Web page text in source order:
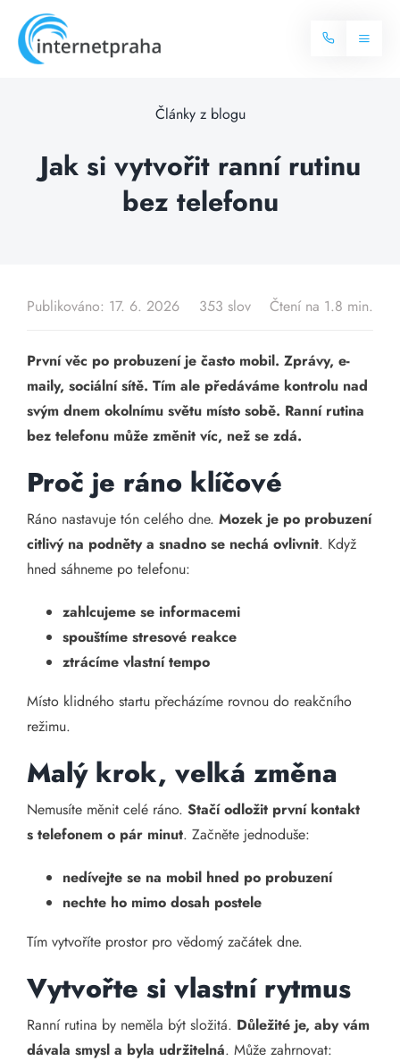
content
Toggle
Balíčky internetu
Televize
Blog
Kontakt
Články z blogu
Jak si vytvořit ranní rutinu
bez telefonu
Publikováno: 17. 6. 2026 353 slov Čtení na 1.8 min.
První věc po probuzení je často mobil. Zprávy, e-
maily, sociální sítě. Tím ale předáváme kontrolu nad
svým dnem okolnímu světu místo sobě. Ranní rutina
bez telefonu může změnit víc, než se zdá.
Proč je ráno klíčové
Ráno nastavuje tón celého dne. Mozek je po probuzení
citlivý na podněty a snadno se nechá ovlivnit. Když
hned sáhneme po telefonu:
zahlcujeme se informacemi
spouštíme stresové reakce
ztrácíme vlastní tempo
Místo klidného startu přecházíme rovnou do reakčního
režimu.
Malý krok, velká změna
Nemusíte měnit celé ráno. Stačí odložit první kontakt
s telefonem o pár minut. Začněte jednoduše:
nedívejte se na mobil hned po probuzení
nechte ho mimo dosah postele
Tím vytvoříte prostor pro vědomý začátek dne.
Vytvořte si vlastní rytmus
Ranní rutina by neměla být složitá. Důležité je, aby vám
dávala smysl a byla udržitelná. Může zahrnovat: